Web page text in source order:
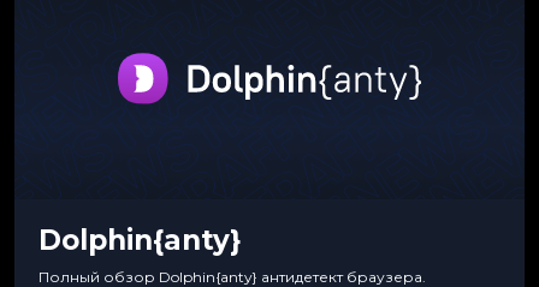
Dolphin{anty}
Полный обзор Dolphin{anty} антидетект браузера.